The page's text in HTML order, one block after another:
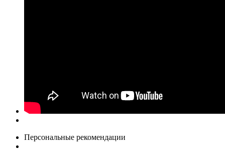
Персональные рекомендации